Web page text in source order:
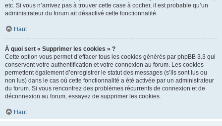
etc. Si vous n’arrivez pas à trouver cette case à cocher, il est probable qu’un
administrateur du forum ait désactivé cette fonctionnalité.
Haut
À quoi sert « Supprimer les cookies » ?
Cette option vous permet d’effacer tous les cookies générés par phpBB 3.3 qui
conservent votre authentification et votre connexion au forum. Les cookies
permettent également d’enregistrer le statut des messages (s’ils sont lus ou
non lus) dans le cas où cette fonctionnalité a été activée par un administrateur
du forum. Si vous rencontrez des problèmes récurrents de connexion et de
déconnexion au forum, essayez de supprimer les cookies.
Haut